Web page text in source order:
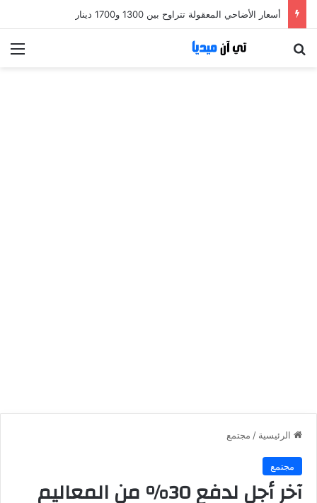
أسعار الأضاحي المعقولة تتراوح بين 1300 و1700 دينار
الرئيسية / مجتمع
مجتمع
آخر أجل لدفع 30% من المعاليم